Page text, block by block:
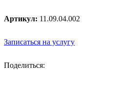
Артикул: 11.09.04.002
Записаться на услугу
Поделиться: